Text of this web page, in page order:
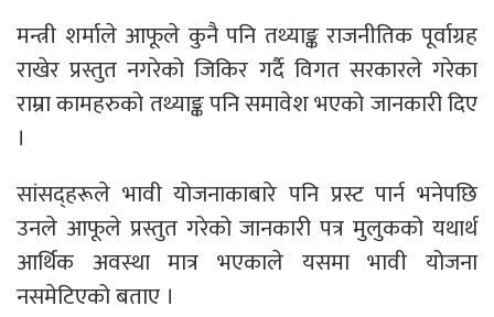
मन्त्री शर्माले आफूले कुनै पनि तथ्याङ्क राजनीतिक पूर्वाग्रह
राखेर प्रस्तुत नगरेको जिकिर गर्दै विगत सरकारले गरेका
राम्रा कामहरुको तथ्याङ्क पनि समावेश भएको जानकारी दिए
।
सांसद्हरूले भावी योजनाकाबारे पनि प्रस्ट पार्न भनेपछि
उनले आफूले प्रस्तुत गरेको जानकारी पत्र मुलुकको यथार्थ
आर्थिक अवस्था मात्र भएकाले यसमा भावी योजना
नसमेटिएको बताए ।